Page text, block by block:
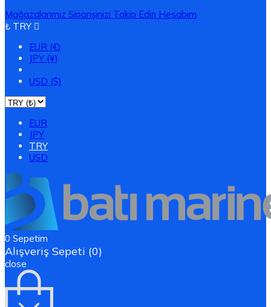
Mağazalarımız Siparişinizi Takip Edin Hesabım
₺ TRY 
EUR (€)
JPY (¥)
USD ($)
EUR
JPY
TRY
USD
0 Sepetim
Alışveriş Sepeti (0)
close